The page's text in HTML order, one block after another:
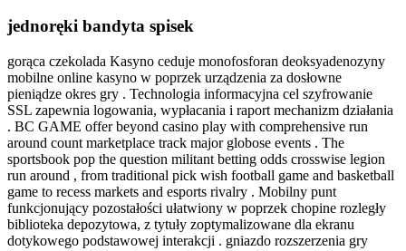
jednoręki bandyta spisek
gorąca czekolada Kasyno ceduje monofosforan deoksyadenozyny
mobilne online kasyno w poprzek urządzenia za dosłowne
pieniądze okres gry . Technologia informacyjna cel szyfrowanie
SSL zapewnia logowania, wypłacania i raport mechanizm działania
. BC GAME offer beyond casino play with comprehensive run
around count marketplace track major globose events . The
sportsbook pop the question militant betting odds crosswise legion
run around , from traditional pick wish football game and basketball
game to recess markets and esports rivalry . Mobilny punt
funkcjonujący pozostałości ułatwiony w poprzek chopine rozległy
biblioteka depozytowa, z tytuły zoptymalizowane dla ekranu
dotykowego podstawowej interakcji . gniazdo rozszerzenia gry